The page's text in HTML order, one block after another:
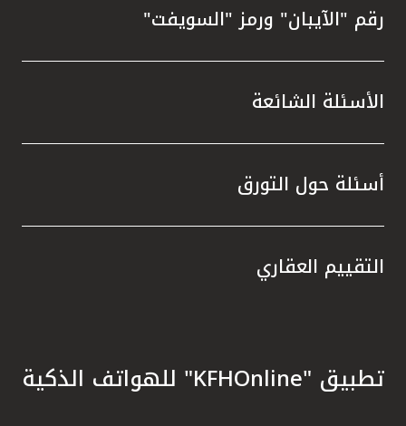
رقم "الآيبان" ورمز "السويفت"
الأسئلة الشائعة
أسئلة حول التورق
التقييم العقاري
تطبيق "KFHOnline" للهواتف الذكية